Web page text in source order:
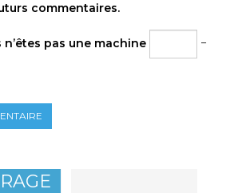
commentaires.
n’êtes pas une machine
−